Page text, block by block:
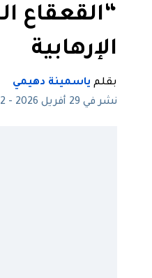
“القعقاع
الإرهابية
بقلم ياسمينة دهيمي
نشر في 29 أفريل 2026 - 12:42